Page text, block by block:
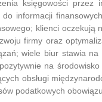
księgowości przez
informacji
klienci oczekują
firmy oraz
wiele biur stawia
na
obsługi
podatkowych